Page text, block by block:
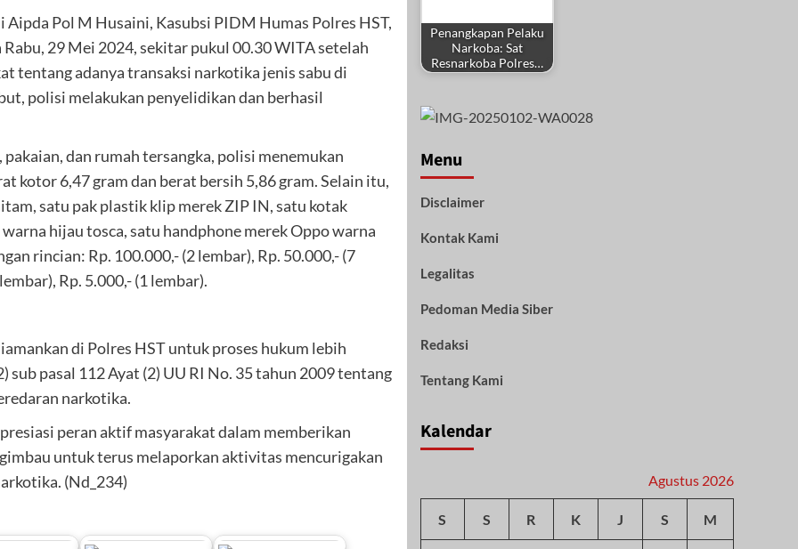
Pol M Husaini, Kasubsi PIDM Humas Polres HST,
29 Mei 2024, sekitar pukul 00.30 WITA setelah
tentang adanya transaksi narkotika jenis sabu di
polisi melakukan penyelidikan dan berhasil
dan rumah tersangka, polisi menemukan
kotor 6,47 gram dan berat bersih 5,86 gram. Selain itu,
satu pak plastik klip merek ZIP IN, satu kotak
hijau tosca, satu handphone merek Oppo warna
rincian: Rp. 100.000,- (2 lembar), Rp. 50.000,- (7
Rp. 5.000,- (1 lembar).
di Polres HST untuk proses hukum lebih
sub pasal 112 Ayat (2) UU RI No. 35 tahun 2009 tentang
narkotika.
peran aktif masyarakat dalam memberikan
untuk terus melaporkan aktivitas mencurigakan
(Nd_234)
Penangkapan Pelaku
Narkoba: Sat
Resnarkoba Polres…
Menu
Disclaimer
Kontak Kami
Legalitas
Pedoman Media Siber
Redaksi
Tentang Kami
Kalendar
Agustus 2026
S S R K J S M